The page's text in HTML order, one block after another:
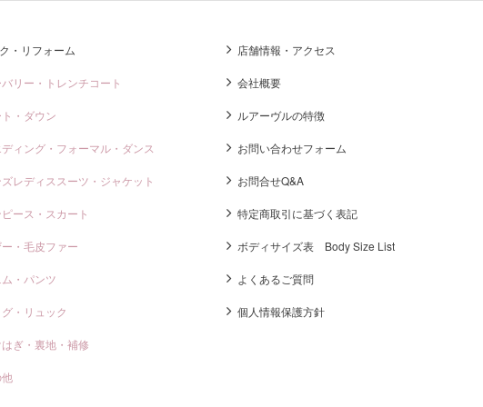
・リフォーム
リー・トレンチコート
・ダウン
ィング・フォーマル・ダンス
レディススーツ・ジャケット
ース・スカート
・毛皮ファー
・パンツ
・リュック
ぎ・裏地・補修
店舗情報・アクセス
会社概要
ルアーヴルの特徴
お問い合わせフォーム
お問合せQ&A
特定商取引に基づく表記
ボディサイズ表 Body Size List
よくあるご質問
個人情報保護方針